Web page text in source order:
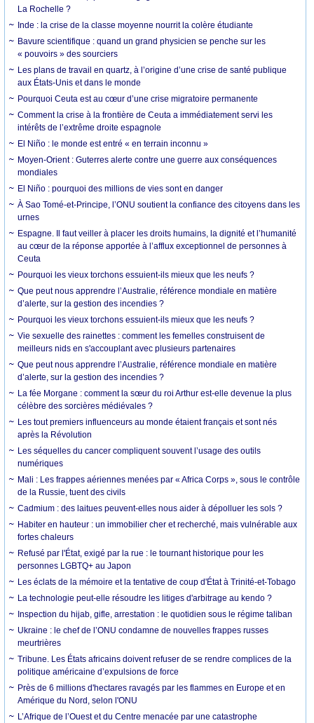
La Rochelle ?
Inde : la crise de la classe moyenne nourrit la colère étudiante
Bavure scientifique : quand un grand physicien se penche sur les
« pouvoirs » des sourciers
Les plans de travail en quartz, à l’origine d’une crise de santé publique
aux États-Unis et dans le monde
Pourquoi Ceuta est au cœur d’une crise migratoire permanente
Comment la crise à la frontière de Ceuta a immédiatement servi les
intérêts de l’extrême droite espagnole
El Niño : le monde est entré « en terrain inconnu »
Moyen-Orient : Guterres alerte contre une guerre aux conséquences
mondiales
El Niño : pourquoi des millions de vies sont en danger
À Sao Tomé-et-Principe, l’ONU soutient la confiance des citoyens dans les
urnes
Espagne. Il faut veiller à placer les droits humains, la dignité et l’humanité
au cœur de la réponse apportée à l’afflux exceptionnel de personnes à
Ceuta
Pourquoi les vieux torchons essuient-ils mieux que les neufs ?
Que peut nous apprendre l’Australie, référence mondiale en matière
d’alerte, sur la gestion des incendies ?
Pourquoi les vieux torchons essuient-ils mieux que les neufs ?
Vie sexuelle des rainettes : comment les femelles construisent de
meilleurs nids en s'accouplant avec plusieurs partenaires
Que peut nous apprendre l’Australie, référence mondiale en matière
d’alerte, sur la gestion des incendies ?
La fée Morgane : comment la sœur du roi Arthur est-elle devenue la plus
célèbre des sorcières médiévales ?
Les tout premiers influenceurs au monde étaient français et sont nés
après la Révolution
Les séquelles du cancer compliquent souvent l’usage des outils
numériques
Mali : Les frappes aériennes menées par « Africa Corps », sous le contrôle
de la Russie, tuent des civils
Cadmium : des laitues peuvent-elles nous aider à dépolluer les sols ?
Habiter en hauteur : un immobilier cher et recherché, mais vulnérable aux
fortes chaleurs
Refusé par l'État, exigé par la rue : le tournant historique pour les
personnes LGBTQ+ au Japon
Les éclats de la mémoire et la tentative de coup d'État à Trinité-et-Tobago
La technologie peut-elle résoudre les litiges d'arbitrage au kendo ?
Inspection du hijab, gifle, arrestation : le quotidien sous le régime taliban
Ukraine : le chef de l’ONU condamne de nouvelles frappes russes
meurtrières
Tribune. Les États africains doivent refuser de se rendre complices de la
politique américaine d’expulsions de force
Près de 6 millions d'hectares ravagés par les flammes en Europe et en
Amérique du Nord, selon l'ONU
L’Afrique de l’Ouest et du Centre menacée par une catastrophe